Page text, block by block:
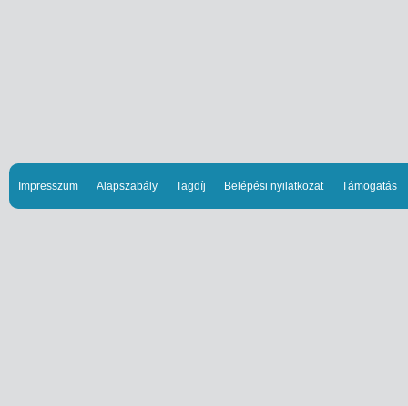
Impresszum Alapszabály Tagdíj Belépési nyilatkozat Támogatás